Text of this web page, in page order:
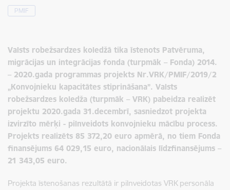
PMIF
Valsts robežsardzes koledžā tika īstenots Patvēruma,
migrācijas un integrācijas fonda (turpmāk – Fonda) 2014.
– 2020.gada programmas projekts Nr.VRK/PMIF/2019/2
„Konvojnieku kapacitātes stiprināšana”. Valsts
robežsardzes koledža (turpmāk – VRK) pabeidza realizēt
projektu 2020.gada 31.decembrī, sasniedzot projekta
izvirzīto mērķi - pilnveidots konvojnieku mācību process.
Projekts realizēts 85 372,20 euro apmērā, no tiem Fonda
finansējums 64 029,15 euro, nacionālais līdzfinansējums –
21 343,05 euro.
Projekta īstenošanas rezultātā ir pilnveidotas VRK personāla